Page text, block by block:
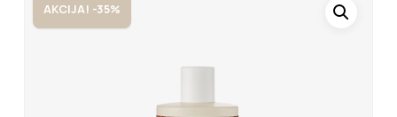
AKCIJA! -35%